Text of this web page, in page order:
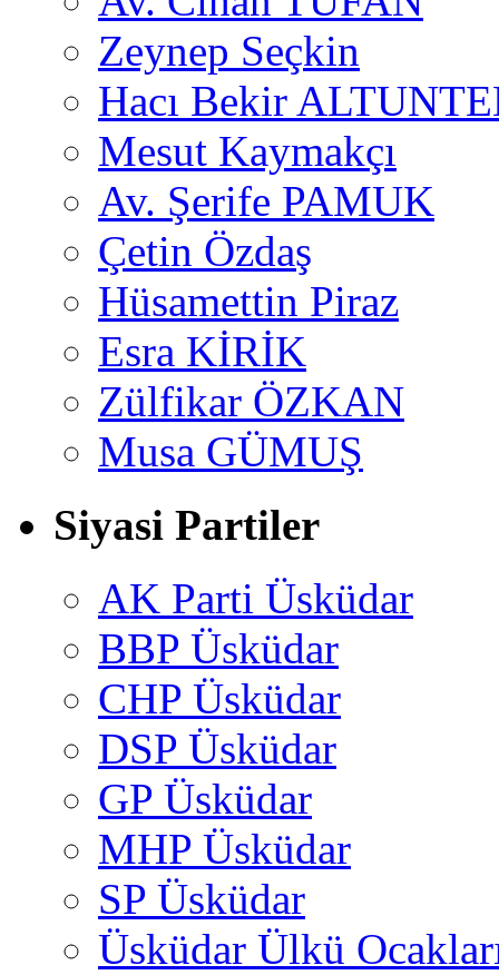
Zeynep Seçkin
Hacı Bekir
Mesut Kaymakçı
Av. Şerife PAMUK
Çetin Özdaş
Hüsamettin Piraz
Esra KİRİK
Zülfikar ÖZKAN
Musa GÜMUŞ
Siyasi Partiler
AK Parti Üsküdar
BBP Üsküdar
CHP Üsküdar
DSP Üsküdar
GP Üsküdar
MHP Üsküdar
SP Üsküdar
Üsküdar Ülkü